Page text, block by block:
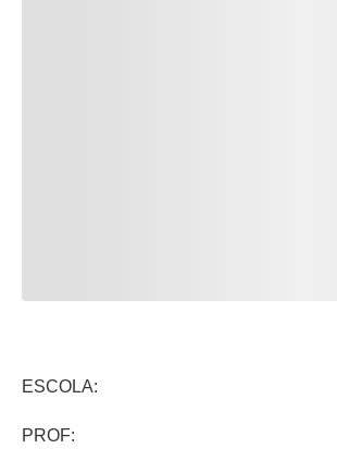
ESCOLA:
PROF: